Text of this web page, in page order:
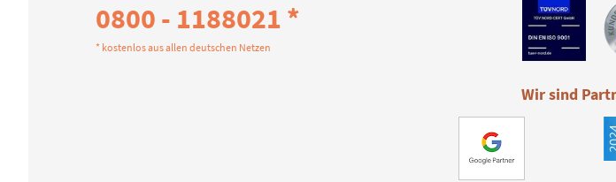
0800 - 1188021 *
* kostenlos aus allen deutschen Netzen
Wir sind